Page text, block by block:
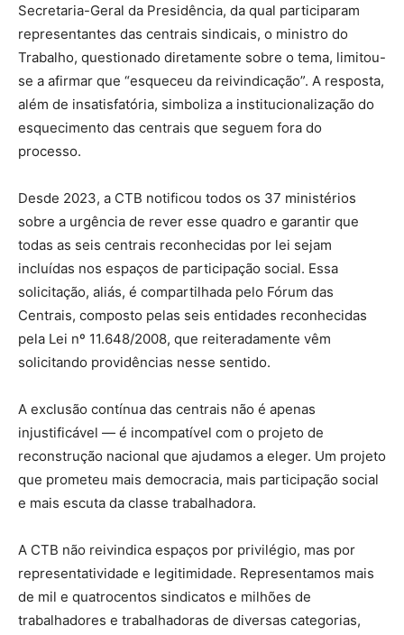
Secretaria-Geral da Presidência, da qual participaram
representantes das centrais sindicais, o ministro do
Trabalho, questionado diretamente sobre o tema, limitou-
se a afirmar que “esqueceu da reivindicação”. A resposta,
além de insatisfatória, simboliza a institucionalização do
esquecimento das centrais que seguem fora do
processo.
Desde 2023, a CTB notificou todos os 37 ministérios
sobre a urgência de rever esse quadro e garantir que
todas as seis centrais reconhecidas por lei sejam
incluídas nos espaços de participação social. Essa
solicitação, aliás, é compartilhada pelo Fórum das
Centrais, composto pelas seis entidades reconhecidas
pela Lei nº 11.648/2008, que reiteradamente vêm
solicitando providências nesse sentido.
A exclusão contínua das centrais não é apenas
injustificável — é incompatível com o projeto de
reconstrução nacional que ajudamos a eleger. Um projeto
que prometeu mais democracia, mais participação social
e mais escuta da classe trabalhadora.
A CTB não reivindica espaços por privilégio, mas por
representatividade e legitimidade. Representamos mais
de mil e quatrocentos sindicatos e milhões de
trabalhadores e trabalhadoras de diversas categorias,